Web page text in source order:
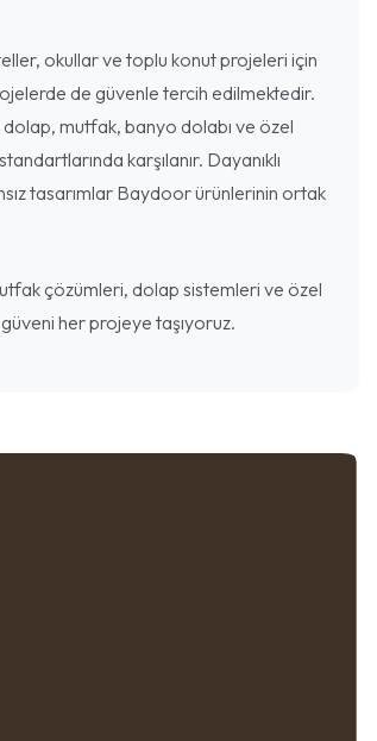
okullar ve toplu konut projeleri için
de güvenle tercih edilmektedir.
dolap, mutfak, banyo dolabı ve özel
karşılanır. Dayanıklı
tasarımlar Baydoor ürünlerinin ortak
çözümleri, dolap sistemleri ve özel
her projeye taşıyoruz.